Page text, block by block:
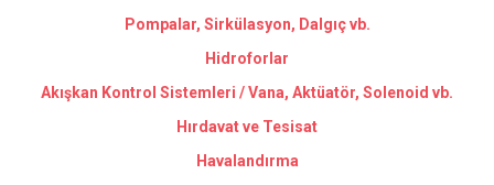
Pompalar, Sirkülasyon, Dalgıç vb.
Hidroforlar
Akışkan Kontrol Sistemleri / Vana, Aktüatör, Solenoid vb.
Hırdavat ve Tesisat
Havalandırma